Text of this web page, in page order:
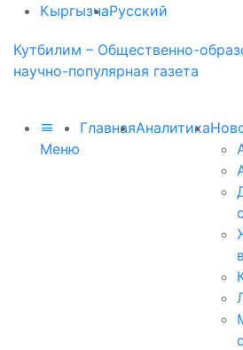
КыргызчаРусский
Кутбилим – Общественно-
научно-популярная газета
Меню
ГлавнаяАналитика